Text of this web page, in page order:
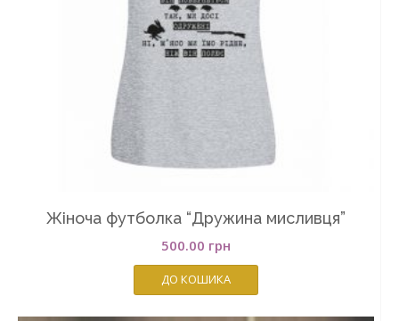
Жіноча футболка “Дружина мисливця”
500.00 грн
ДО КОШИКА